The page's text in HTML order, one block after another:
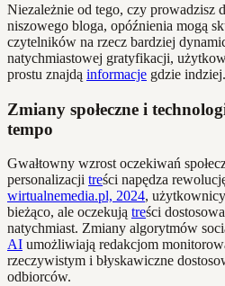
Niezależnie od tego, czy prowadzisz
niszowego bloga, opóźnienia mogą
czytelników na rzecz bardziej
natychmiastowej gratyfikacji,
prostu znajdą informacje gdzie indziej.
Zmiany społeczne i
tempo
Gwałtowny wzrost oczekiwań
personalizacji treści napędza
wirtualnemedia.pl, 2024,
bieżąco, ale oczekują treści
natychmiast. Zmiany algorytmów
AI umożliwiają redakcjom
rzeczywistym i błyskawiczne
odbiorców.